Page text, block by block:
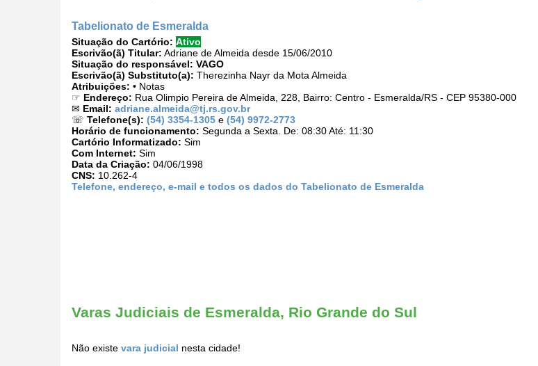
Tabelionato de Esmeralda
Situação do Cartório: Ativo
Escrivão(ã) Titular: Adriane de Almeida desde 15/06/2010
Situação do responsável: VAGO
Escrivão(ã) Substituto(a): Therezinha Nayr da Mota Almeida
Atribuições: • Notas
☞ Endereço: Rua Olimpio Pereira de Almeida, 228, Bairro: Centro - Esmeralda/RS - CEP 95380-000
✉ Email: adriane.almeida@tj.rs.gov.br
☏ Telefone(s): (54) 3354-1305 e (54) 9972-2773
Horário de funcionamento: Segunda a Sexta. De: 08:30 Até: 11:30
Cartório Informatizado: Sim
Com Internet: Sim
Data da Criação: 04/06/1998
CNS: 10.262-4
Telefone, endereço, e-mail e todos os dados do Tabelionato de Esmeralda
Varas Judiciais de Esmeralda, Rio Grande do Sul
Não existe vara judicial nesta cidade!